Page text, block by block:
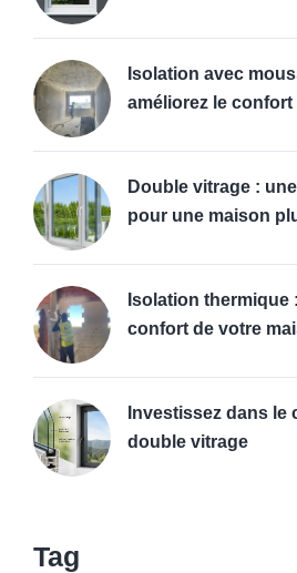
Isolation avec
améliorez le
Double vitrage :
pour une maison
Isolation thermique
confort de votre
Investissez dans le
double vitrage
Tag